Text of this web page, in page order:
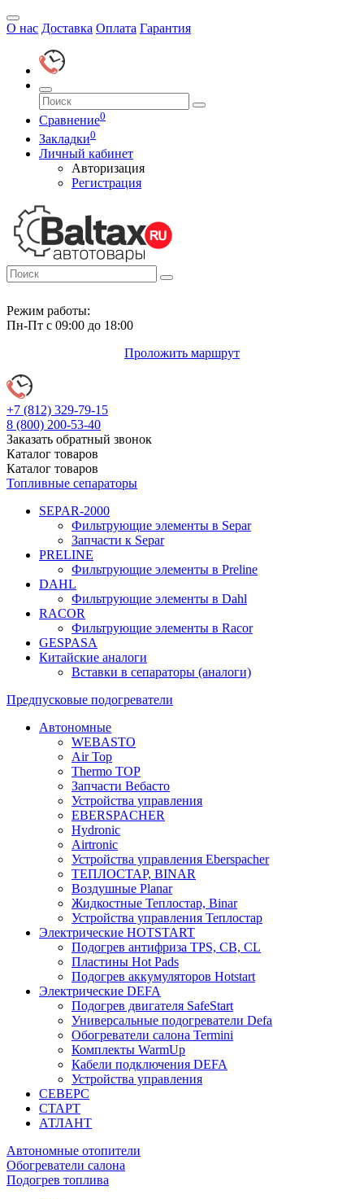
О нас Доставка Оплата Гарантия
Сравнение0
Закладки0
Личный кабинет
Авторизация
Регистрация
Режим работы:
Пн-Пт с 09:00 до 18:00
Проложить маршрут
+7 (812) 329-79-15
8 (800) 200-53-40
Заказать обратный звонок
Каталог товаров
Каталог товаров
Топливные сепараторы
SEPAR-2000
Фильтрующие элементы в Separ
Запчасти к Separ
PRELINE
Фильтрующие элементы в Preline
DAHL
Фильтрующие элементы в Dahl
RACOR
Фильтрующие элементы в Racor
GESPASA
Китайские аналоги
Вставки в сепараторы (аналоги)
Предпусковые подогреватели
Автономные
WEBASTO
Air Top
Thermo TOP
Запчасти Вебасто
Устройства управления
EBERSPACHER
Hydronic
Airtronic
Устройства управления Eberspacher
ТЕПЛОСТАР, BINAR
Воздушные Planar
Жидкостные Теплостар, Binar
Устройства управления Теплостар
Электрические HOTSTART
Подогрев антифриза TPS, CB, CL
Пластины Hot Pads
Подогрев аккумуляторов Hotstart
Электрические DEFA
Подогрев двигателя SafeStart
Универсальные подогреватели Defa
Обогреватели салона Termini
Комплекты WarmUp
Кабели подключения DEFA
Устройства управления
СЕВЕРС
СТАРТ
АТЛАНТ
Автономные отопители
Обогреватели салона
Подогрев топлива